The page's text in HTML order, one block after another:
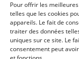
Pour offrir les
telles que les cookies
appareils. Le fait de
traiter des données
uniques sur ce site. Le
consentement peut
ABOUT US